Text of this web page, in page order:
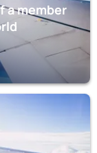
a member